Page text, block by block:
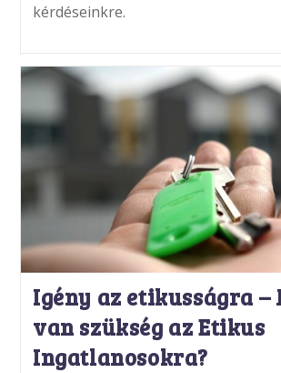
kérdéseinkre.
Igény az etikusságra –
van szükség az Etikus
Ingatlanosokra?